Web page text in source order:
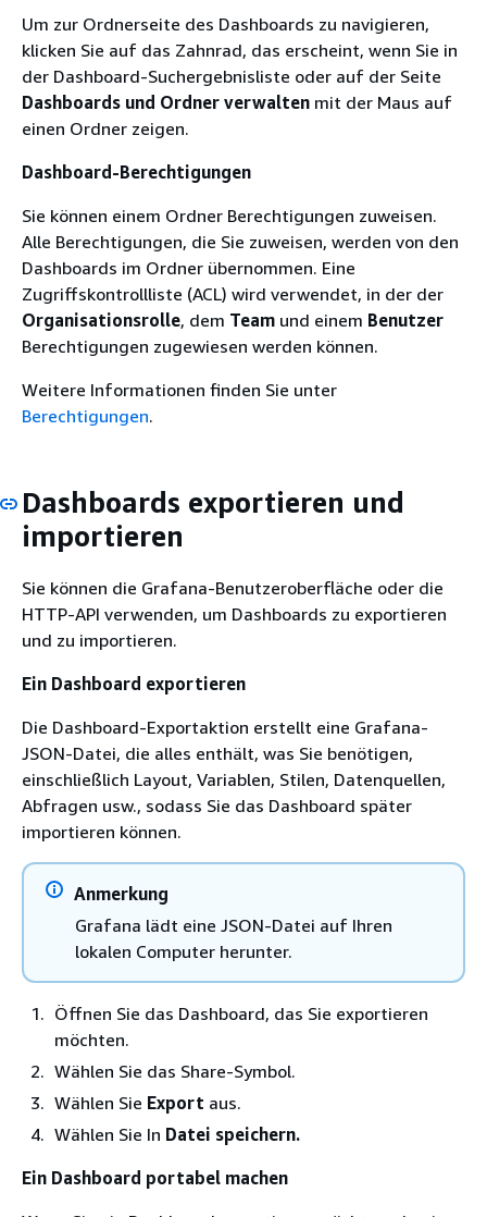
Um zur Ordnerseite des Dashboards zu navigieren,
klicken Sie auf das Zahnrad, das erscheint, wenn Sie in
der Dashboard-Suchergebnisliste oder auf der Seite
Dashboards und Ordner verwalten mit der Maus auf
einen Ordner zeigen.
Dashboard-Berechtigungen
Sie können einem Ordner Berechtigungen zuweisen.
Alle Berechtigungen, die Sie zuweisen, werden von den
Dashboards im Ordner übernommen. Eine
Zugriffskontrollliste (ACL) wird verwendet, in der der
Organisationsrolle, dem Team und einem Benutzer
Berechtigungen zugewiesen werden können.
Weitere Informationen finden Sie unter
Berechtigungen.
Dashboards exportieren und
importieren
Sie können die Grafana-Benutzeroberfläche oder die
HTTP-API verwenden, um Dashboards zu exportieren
und zu importieren.
Ein Dashboard exportieren
Die Dashboard-Exportaktion erstellt eine Grafana-
JSON-Datei, die alles enthält, was Sie benötigen,
einschließlich Layout, Variablen, Stilen, Datenquellen,
Abfragen usw., sodass Sie das Dashboard später
importieren können.
Anmerkung
Grafana lädt eine JSON-Datei auf Ihren
lokalen Computer herunter.
Öffnen Sie das Dashboard, das Sie exportieren
möchten.
Wählen Sie das Share-Symbol.
Wählen Sie Export aus.
Wählen Sie In Datei speichern.
Ein Dashboard portabel machen